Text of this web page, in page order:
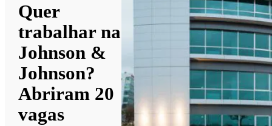
Quer
trabalhar na
Johnson &
Johnson?
Abriram 20
vagas